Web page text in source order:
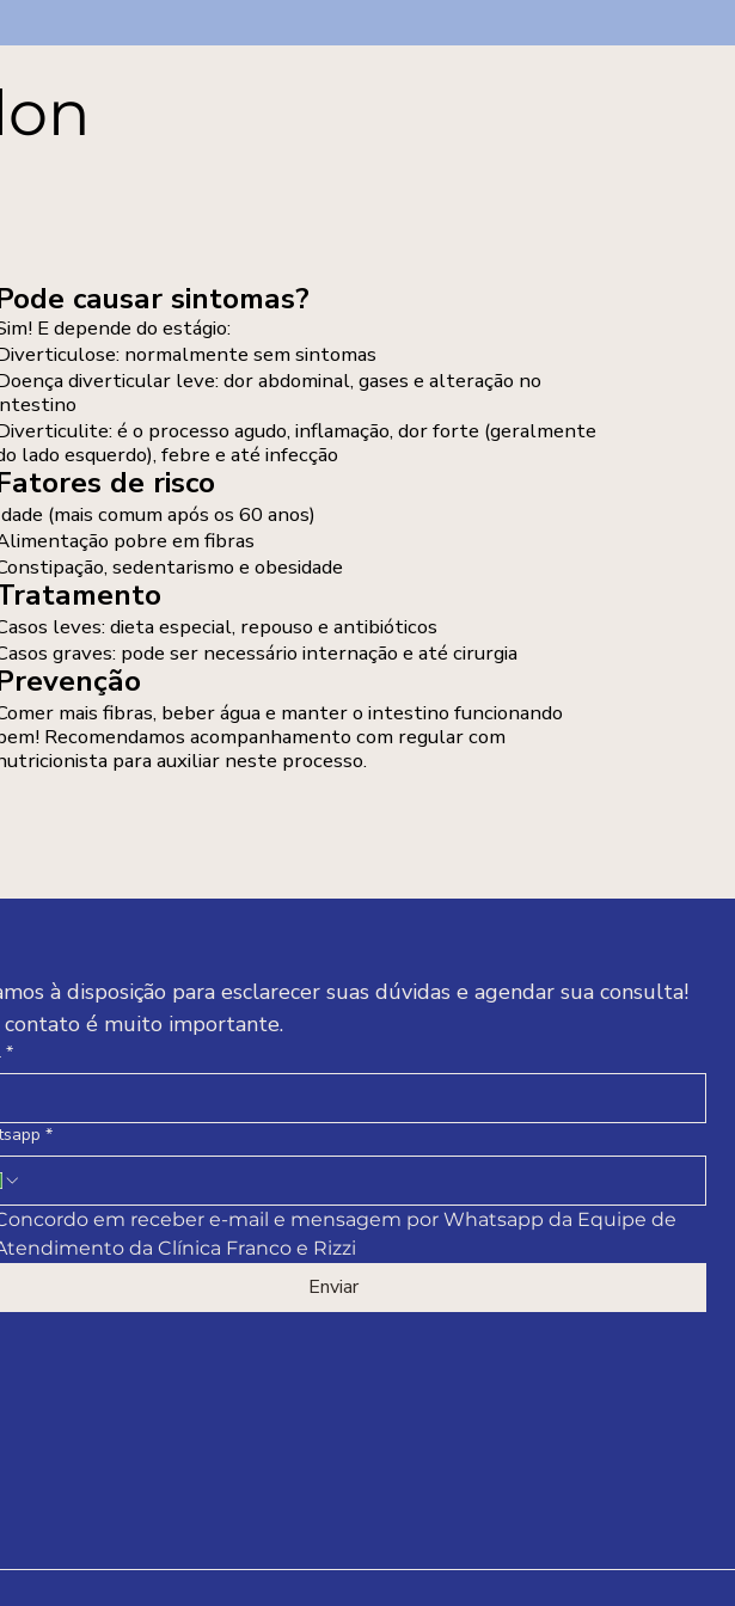
causar sintomas?
E depende do estágio:
normalmente sem sintomas
diverticular leve: dor abdominal, gases e alteração no
é o processo agudo, inflamação, dor forte (geralmente
lado esquerdo), febre e até infecção
de risco
(mais comum após os 60 anos)
pobre em fibras
sedentarismo e obesidade
leves: dieta especial, repouso e antibióticos
graves: pode ser necessário internação e até cirurgia
mais fibras, beber água e manter o intestino funcionando
Recomendamos acompanhamento com regular com
para auxiliar neste processo.
à disposição para esclarecer suas dúvidas e agendar sua consulta!
contato é muito importante.
*
*
em receber e-mail e mensagem por Whatsapp da Equipe de
da Clínica Franco e Rizzi
Enviar